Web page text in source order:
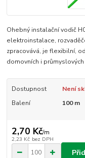
Ohebný instalační vodič
elektroinstalace,
zpracovává, je flexibilní,
domovních i
Dostupnost
Není
Balení
100 m
2,70 Kč/m
2,23 Kč bez DPH